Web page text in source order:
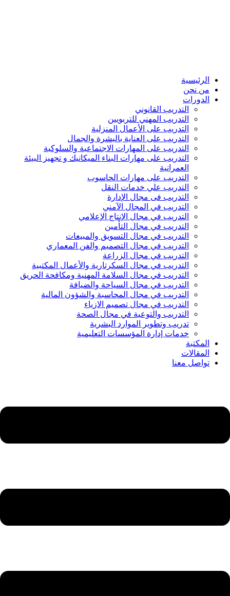
الرئيسية
من نحن
الدورات
التدريب القانوني
التدريب المهني للتربويين
التدريب على الأعمال المنزلية
التدريب على العناية بالبشرة والجمال
التدريب على المهارات الاجتماعية والسلوكية
التدريب على مهارات البناء الميكانيك و تجهيز البيئة
العمرانية
التدريب على مهارات الحاسوب
التدريب علي خدمات النقل
التدريب فى مجال الإدارة
التدريب في المجال الآمني
التدريب في مجال الإنتاج الإعلامي
التدريب في مجال التأمين
التدريب في مجال التسويق والمبيعات
التدريب في مجال التصميم والفن المعماري
التدريب في مجال الزراعة
التدريب في مجال السكرتارية والأعمال المكتبية
التدريب في مجال السلامة المهنية ومكافحة الحريق
التدريب في مجال السياحة والضيافة
التدريب في مجال المحاسبة والشؤون المالية
التدريب في مجال تصميم الازياء
التدريب والتوعية في مجال الصحة
تدريب وتطوير الموارد البشرية
خدمات إدارة المؤسسات التعليمية
المكتبة
المقالات
تواصل معنا